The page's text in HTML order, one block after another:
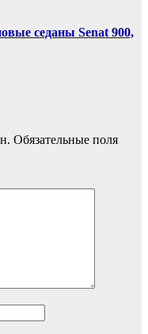
седаны Senat 900,
Обязательные поля